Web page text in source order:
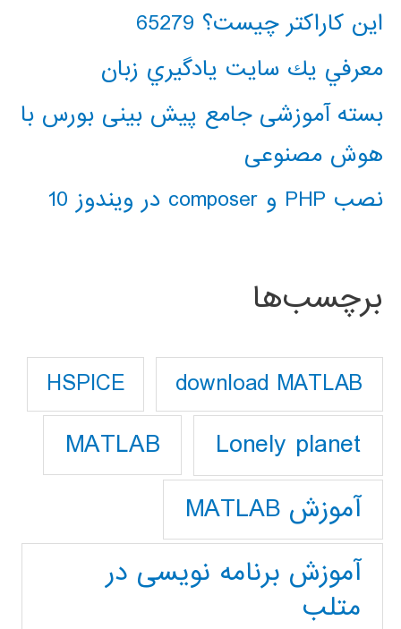
این کاراکتر چیست؟ 65279
معرفي يك سايت يادگيري زبان
بسته آموزشی جامع پیش بینی بورس با
هوش مصنوعی
نصب PHP و composer در ویندوز 10
برچسب‌ها
download MATLAB
HSPICE
Lonely planet
MATLAB
آموزش MATLAB
آموزش برنامه نویسی در
متلب